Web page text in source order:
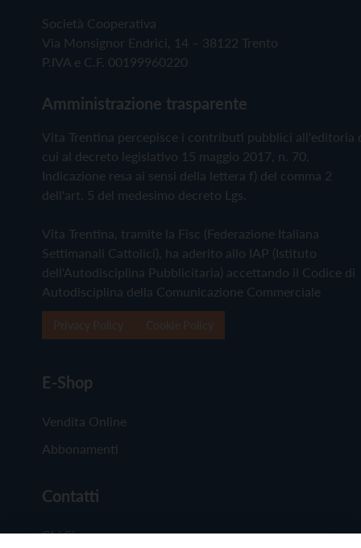
Società Cooperativa
Via Monsignor Endrici, 14 – 38122 Trento
P.IVA e C.F. 00199960220
Amministrazione trasparente
Vita Trentina percepisce i contributi pubblici all'editoria
cui al decreto legislativo 15 maggio 2017, n. 70.
Indicazione resa ai sensi della lettera f) del comma 2
dell'art. 5 del medesimo decreto Lgs.
Vita Trentina, tramite la Fisc (Federazione Italiana
Settimanali Cattolici), ha aderito allo IAP (Istituto
dell'Autodisciplina Pubblicitaria) accettando il Codice di
Autodisciplina della Comunicazione Commerciale
E-Shop
Vendita Online
Abbonamenti
Contatti
Chi Siamo